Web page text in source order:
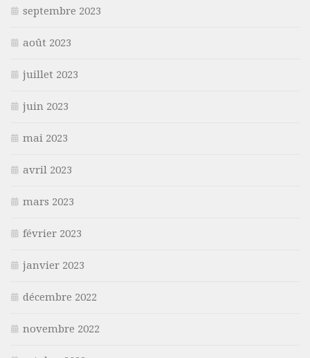
septembre 2023
août 2023
juillet 2023
juin 2023
mai 2023
avril 2023
mars 2023
février 2023
janvier 2023
décembre 2022
novembre 2022